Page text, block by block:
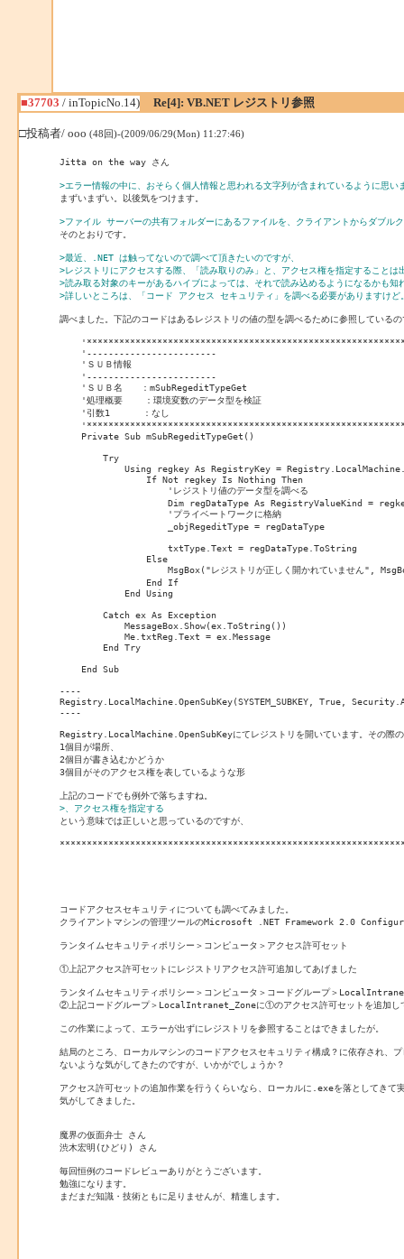
■37703 / inTopicNo.14) Re[4]: VB.NET レジストリ参照
□投稿者/ ooo (48回)-(2009/06/29(Mon) 11:27:46)
Jitta on the way さん
>エラー情報の中に、おそらく個人情報と思われる文字列が含まれているように思い
まずいまずい。以後気をつけます。
>ファイル サーバーの共有フォルダーにあるファイルを、クライアントからダブル
そのとおりです。
>最近、.NET は触ってないので調べて頂きたいのですが、
>レジストリにアクセスする際、「読み取りのみ」と、アクセス権を指定することは
>読み取る対象のキーがあるハイブによっては、それで読み込めるようになるかも知
>詳しいところは、「コード アクセス セキュリティ」を調べる必要がありますけど
調べました。下記のコードはあるレジストリの値の型を調べるために参照している
    '------------------------
    'ＳＵＢ情報
    '------------------------
    'ＳＵＢ名　　：mSubRegeditTypeGet
    '処理概要    ：環境変数のデータ型を検証
    '引数1 　　　：なし
    Private Sub mSubRegeditTypeGet()
        Try
Using regkey As RegistryKey =
                If Not regkey Is Nothing Then
                    'レジストリ値のデータ型を調べる
Dim regDataType As RegistryValueKind =
                    'プライベートワークに格納
                    _objRegeditType = regDataType
                    txtType.Text = regDataType.ToString
                Else
MsgBox("レジストリが正しく開かれていません",
                End If
            End Using
        Catch ex As Exception
            MessageBox.Show(ex.ToString())
            Me.txtReg.Text = ex.Message
        End Try
    End Sub
----
Registry.LocalMachine.OpenSubKey(SYSTEM_SUBKEY, True,
----
Registry.LocalMachine.OpenSubKeyにてレジストリを開いています。その際
1個目が場所、
2個目が書き込むかどうか
3個目がそのアクセス権を表しているような形
>、アクセス権を指定する
という意味では正しいと思っているのですが、
コードアクセスセキュリティについても調べてみました。
クライアントマシンの管理ツールのMicrosoft .NET Framework 2.0
ランタイムセキュリティポリシー＞コンピュータ＞アクセス許可セット
①上記アクセス許可セットにレジストリアクセス許可追加してあげました
ランタイムセキュリティポリシー＞コンピュータ＞コードグループ＞
②上記コードグループ＞LocalIntranet_Zoneに①のアクセス許可セットを追加し
この作業によって、エラーが出ずにレジストリを参照することはできましたが。
結局のところ、ローカルマシンのコードアクセスセキュリティ構成？に依存され、
ないような気がしてきたのですが、いかがでしょうか？
アクセス許可セットの追加作業を行うくらいなら、ローカルに.exeを落としてきて
気がしてきました。
魔界の仮面弁士 さん
渋木宏明(ひどり) さん
毎回恒例のコードレビューありがとうございます。
勉強になります。
まだまだ知識・技術ともに足りませんが、精進します。